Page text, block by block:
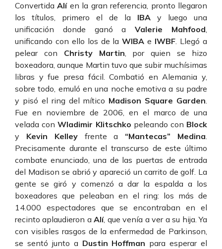
ConvertidaAlíen la gran referencia, pronto llegaron
los títulos, primero el de la IBA y luego una
unificación donde ganó aValerie Mahfood,
unificando con ello los de laWIBA e IWBF. Llegó a
pelear con Christy Martin, por quien se hizo
boxeadora, aunque Martin tuvo que subir muchísimas
libras y fue presa fácil. Combatió en Alemania y,
sobre todo, emuló en una noche emotiva a su padre
y pisó el ring del mítico Madison Square Garden.
Fue en noviembre de 2006, en el marco de una
velada conWladimir Klitschko peleando con Block
y Kevin Kelleyfrente a “Mantecas” Medina.
Precisamente durante el transcurso de este último
combate enunciado, una de las puertas de entrada
del Madison se abrió y apareció un carrito de golf. La
gente se giró y comenzó a dar la espalda a los
boxeadores que peleaban en el ring: los más de
14.000 espectadores que se encontraban en el
recinto aplaudieron aAlí, que venía a ver a su hija. Ya
con visibles rasgos de la enfermedad de Parkinson,
se sentó junto a Dustin Hoffman para esperar el